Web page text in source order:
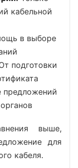
кабельной
в выборе
подготовки
предложений
выше,
для
кабеля.